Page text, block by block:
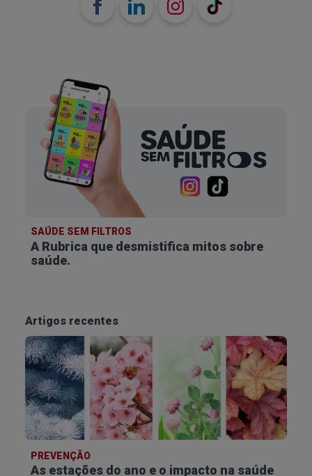
SAÚDE SEM FILTROS
A Rubrica que desmistifica mitos sobre
saúde.
Artigos recentes
PREVENÇÃO
As estações do ano e o impacto na saúde